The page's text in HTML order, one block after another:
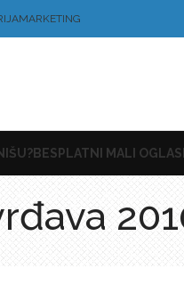
MARKETING
BESPLATNI MALI OGLASI